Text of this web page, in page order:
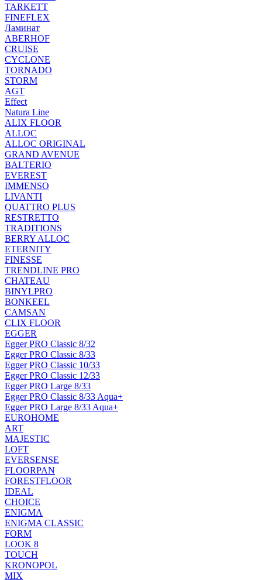
TARKETT
FINEFLEX
Ламинат
ABERHOF
CRUISE
CYCLONE
TORNADO
STORM
AGT
Effect
Natura Line
ALIX FLOOR
ALLOC
ALLOC ORIGINAL
GRAND AVENUE
BALTERIO
EVEREST
IMMENSO
LIVANTI
QUATTRO PLUS
RESTRETTO
TRADITIONS
BERRY ALLOC
ETERNITY
FINESSE
TRENDLINE PRO
CHATEAU
BINYLPRO
BONKEEL
CAMSAN
CLIX FLOOR
EGGER
Egger PRO Classic 8/32
Egger PRO Classic 8/33
Egger PRO Classic 10/33
Egger PRO Classic 12/33
Egger PRO Large 8/33
Egger PRO Classic 8/33 Aqua+
Egger PRO Large 8/33 Aqua+
EUROHOME
ART
MAJESTIC
LOFT
EVERSENSE
FLOORPAN
FORESTFLOOR
IDEAL
CHOICE
ENIGMA
ENIGMA CLASSIC
FORM
LOOK 8
TOUCH
KRONOPOL
MIX